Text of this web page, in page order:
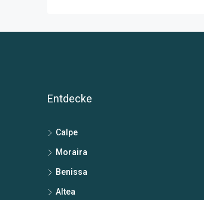
Entdecke
Calpe
Moraira
Benissa
Altea